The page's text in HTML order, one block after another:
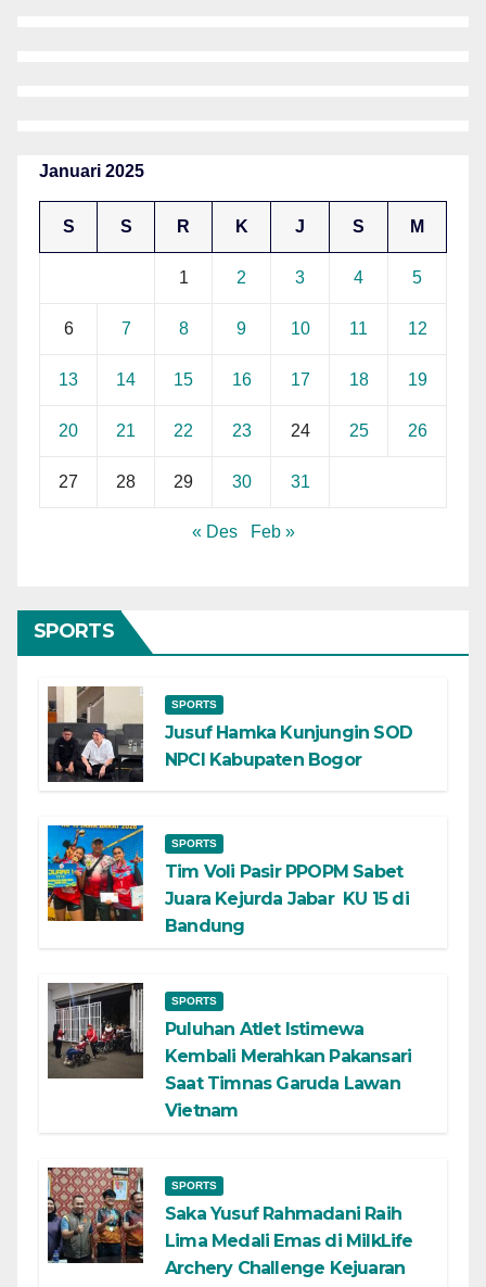
Januari 2025
S S R K J S M
1 2 3 4 5
6 7 8 9 10 11 12
13 14 15 16 17 18 19
20 21 22 23 24 25 26
27 28 29 30 31
« Des Feb »
SPORTS
SPORTS
Jusuf Hamka Kunjungin SOD
NPCI Kabupaten Bogor
SPORTS
Tim Voli Pasir PPOPM Sabet
Juara Kejurda Jabar KU 15 di
Bandung
SPORTS
Puluhan Atlet Istimewa
Kembali Merahkan Pakansari
Saat Timnas Garuda Lawan
Vietnam
SPORTS
Saka Yusuf Rahmadani Raih
Lima Medali Emas di MilkLife
Archery Challenge Kejuaran